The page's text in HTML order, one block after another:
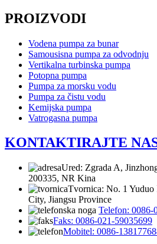
PROIZVODI
Vodena pumpa za bunar
Samousisna pumpa za odvodnju
Vertikalna turbinska pumpa
Potopna pumpa
Pumpa za morsku vodu
Pumpa za čistu vodu
Kemijska pumpa
Vatrogasna pumpa
KONTAKTIRAJTE
Ured: Zgrada A,
200335, NR Kina
Tvornica: No. 1 Yuduo
City, Jiangsu Province
Telefon: 0086-
Faks: 0086-021-59035699
Mobitel: 0086-